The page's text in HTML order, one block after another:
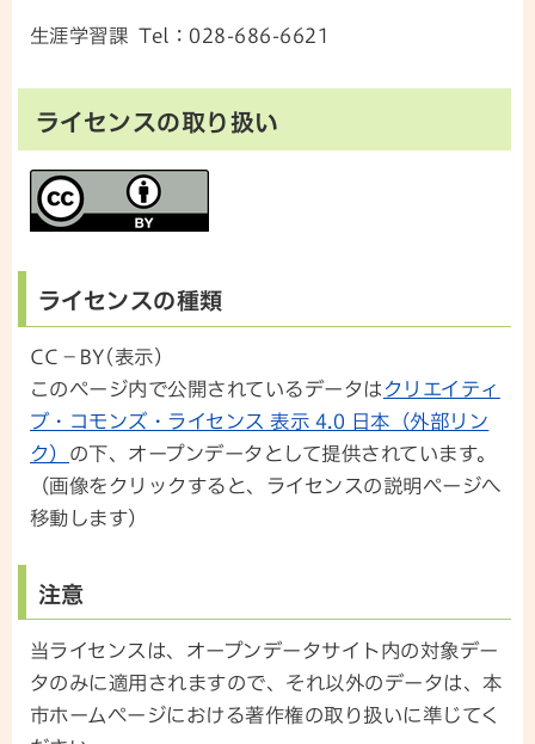
生涯学習課 Tel：028-686-6621
ライセンスの取り扱い
ライセンスの種類
CC－BY(表示)
このページ内で公開されているデータはクリエイティ
ブ・コモンズ・ライセンス 表示 4.0 日本（外部リン
ク） の下、オープンデータとして提供されています。
（画像をクリックすると、ライセンスの説明ページへ
移動します）
注意
当ライセンスは、オープンデータサイト内の対象デー
タのみに適用されますので、それ以外のデータは、本
市ホームページにおける著作権の取り扱いに準じてく